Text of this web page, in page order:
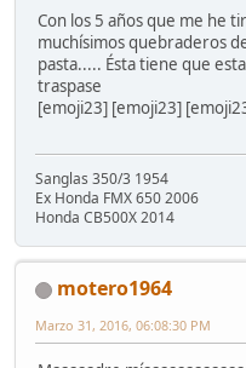
Con los 5 años que me he
muchísimos quebraderos
pasta..... Ésta tiene que
traspase
[emoji23] [emoji23]
Sanglas 350/3 1954
Ex Honda FMX 650 2006
Honda CB500X 2014
motero1964
Marzo 31, 2016, 06:08:30 PM